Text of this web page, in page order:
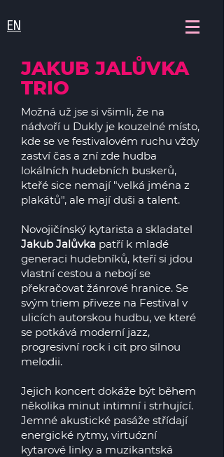
EN
JAKUB JALŮVKA
TRIO
Možná už jse si všimli, že na
nádvoří u Dukly je kouzelné místo,
kde se ve festivalovém ruchu vždy
zaství čas a zní zde hudba
lokálních hudebních buskerů,
kteřé sice nemají "velká jména z
plakátů", ale mají duši a talent.
Novojičínský kytarista a skladatel
Jakub Jalůvka patří k mladé
generaci hudebníků, kteří si jdou
vlastní cestou a nebojí se
překračovat žánrové hranice. Se
svým triem přiveze na Festival v
ulicích autorskou hudbu, ve které
se potkává moderní jazz,
progresivní rock i cit pro silnou
melodii.
Jejich koncert dokáže být během
několika minut intimní i strhující.
Jemné akustické pasáže střídají
energické rytmy, virtuózní
kytarové linky a muzikantská